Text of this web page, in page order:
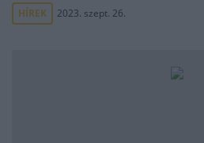
HÍREK 2023. szept. 26.